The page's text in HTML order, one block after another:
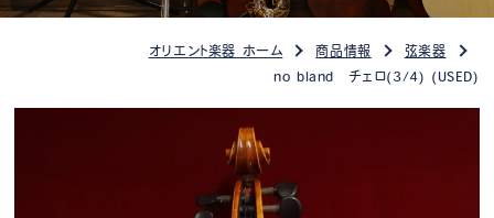
オリエント楽器 ホーム 商品情報
弦楽器
no bland チェロ(3/4) (USED)